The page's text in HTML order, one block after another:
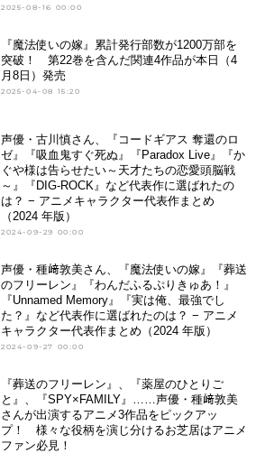
2025-08-16 00:00
『魔法使いの嫁』累計発行部数が1200万部を
突破！ 第22巻を含んだ関連4作品が本日（4
月8日）発売
2025-04-08 15:20
声優・古川慎さん、『コードギアス 奪還のロ
ゼ』『吸血鬼すぐ死ぬ』『Paradox Live』『か
ぐや様は告らせたい～天才たちの恋愛頭脳戦
～』『DIG-ROCK』など代表作に選ばれたの
は？ − アニメキャラクター代表作まとめ
（2024 年版）
2024-09-29 00:00
声優・種﨑敦美さん、『魔法使いの嫁』『葬送
のフリーレン』『わんだふるぷりきゅあ！』
『Unnamed Memory』『実は俺、最強でし
た？』など代表作に選ばれたのは？ − アニメ
キャラクター代表作まとめ（2024 年版）
2024-09-27 00:00
『葬送のフリーレン』、『薬屋のひとりご
と』、『SPY×FAMILY』……声優・種﨑敦美
さんが出演するアニメ3作品をピックアッ
プ！ 様々な役柄を演じ分けるお芝居はアニメ
ファン必見！